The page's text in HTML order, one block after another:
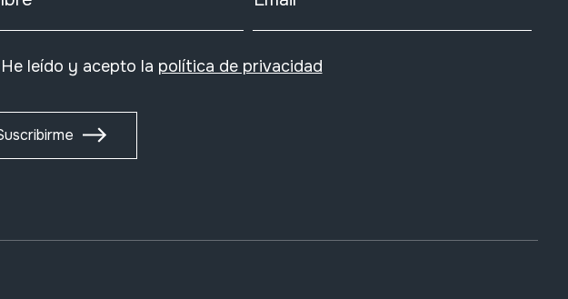
He leído y acepto la política de privacidad